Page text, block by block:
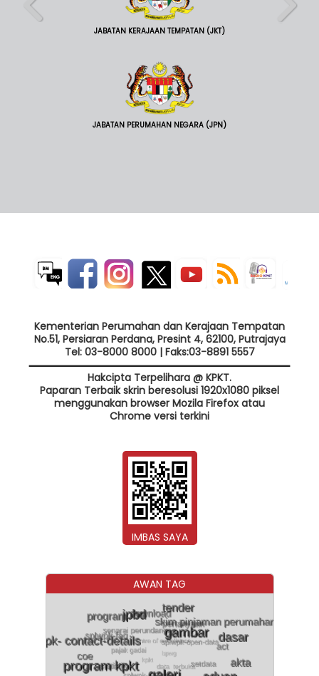
JABATAN KERAJAAN TEMPATAN (JKT)
JABATAN PERUMAHAN NEGARA (JPN)
Kementerian Perumahan dan Kerajaan Tempatan
No.51, Persiaran Perdana, Presint 4, 62100, Putrajaya
Tel: 03-8000 8000 | Faks:03-8891 5557
Hakcipta Terpelihara @ KPKT.
Paparan Terbaik skrin beresolusi 1920x1080 piksel
menggunakan browser Mozila Firefox atau
Chrome versi terkini
IMBAS SAYA
AWAN TAG